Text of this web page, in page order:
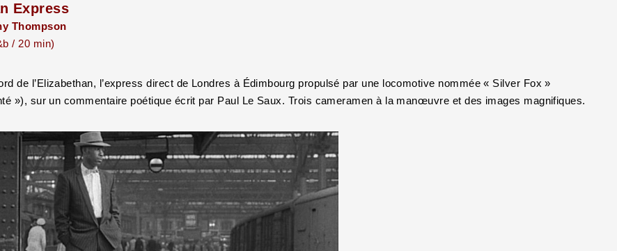
Express
Thompson
/ 20 min)
de l’Elizabethan, l’express direct de Londres à Édimbourg propulsé par une locomotive nommée « Silver Fox »
»), sur un commentaire poétique écrit par Paul Le Saux. Trois cameramen à la manœuvre et des images magnifiques.